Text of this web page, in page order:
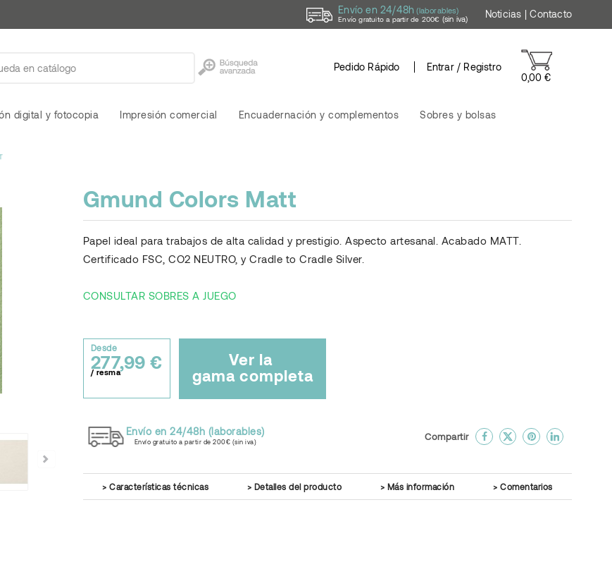
Envío en 24/48h (laborables)
Envío gratuito a partir de 200€ (sin iva) Noticias |Contacto
0,00 €
Entrar / Registro
Pedido Rápido
digital y fotocopia Impresión comercial Encuadernación y complementos Sobres y bolsas
Gmund Colors Matt
Papel ideal para trabajos de alta calidad y prestigio. Aspecto artesanal. Acabado MATT.
Certificado FSC, CO2 NEUTRO, y Cradle to Cradle Silver.
CONSULTAR SOBRES A JUEGO
Desde
277,99 €
/ resma
Ver la
gama completa
Envío en 24/48h (laborables)
Envío gratuito a partir de 200€ (sin iva) Compartir
Características técnicas Detalles del producto Más información Comentarios